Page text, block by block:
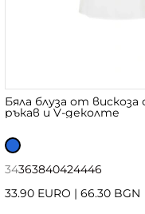
Бяла блуза от вискоза
ръкав и V-деколте
34363840424446
33.90 EURO | 66.30 BGN